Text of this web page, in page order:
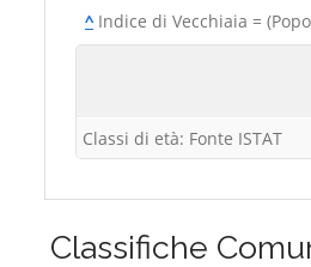
^Indice di Vecchiaia =
Classi di età: Fonte ISTAT
Classifiche